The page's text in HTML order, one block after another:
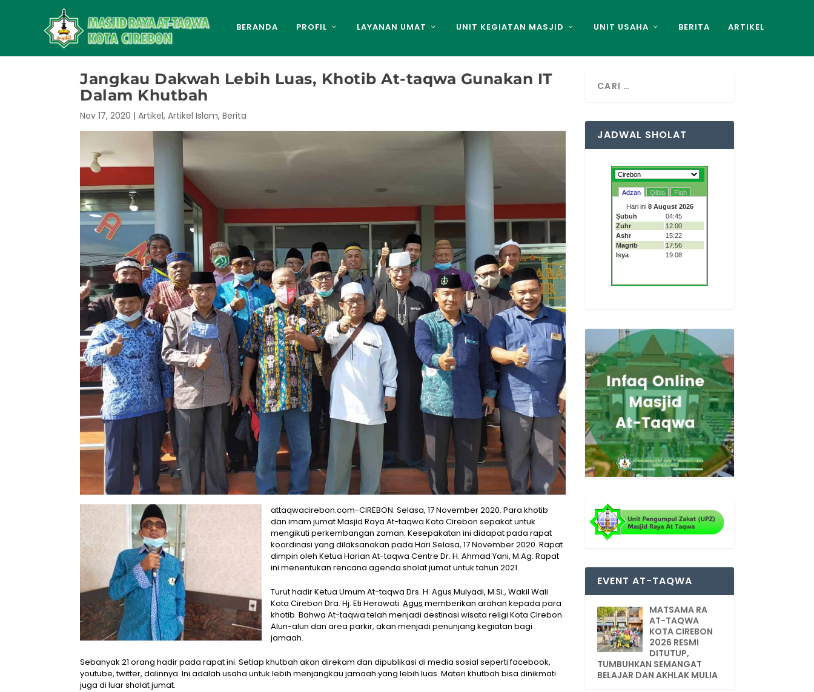
BERANDA PROFIL LAYANAN UMAT UNIT KEGIATAN MASJID UNIT USAHA BERITA ARTIKEL
Jangkau Dakwah Lebih Luas, Khotib At-taqwa Gunakan IT
Dalam Khutbah
Nov 17, 2020 | Artikel, Artikel Islam, Berita
attaqwacirebon.com-CIREBON. Selasa, 17 November 2020. Para khotib
dan imam jumat Masjid Raya At-taqwa Kota Cirebon sepakat untuk
mengikuti perkembangan zaman. Kesepakatan ini didapat pada rapat
koordinasi yang dilaksanakan pada Hari Selasa, 17 November 2020. Rapat
dimpin oleh Ketua Harian At-taqwa Centre Dr. H. Ahmad Yani, M.Ag. Rapat
ini menentukan rencana agenda sholat jumat untuk tahun 2021.
Turut hadir Ketua Umum At-taqwa Drs. H. Agus Mulyadi, M.Si., Wakil Wali
Kota Cirebon Dra. Hj. Eti Herawati. Agus memberikan arahan kepada para
khotib. Bahwa At-taqwa telah menjadi destinasi wisata religi Kota Cirebon.
Alun-alun dan area parkir, akan menjadi penunjang kegiatan bagi
jamaah.
Sebanyak 21 orang hadir pada rapat ini. Setiap khutbah akan direkam dan dipublikasi di media sosial seperti facebook,
youtube, twitter, dalinnya. Ini adalah usaha untuk lebih menjangkau jamaah yang lebih luas. Materi khutbah bisa dinikmati
juga di luar sholat jumat.
JADWAL SHOLAT
EVENT AT-TAQWA
MATSAMA RA
AT-TAQWA
KOTA CIREBON
2026 RESMI
DITUTUP,
TUMBUHKAN SEMANGAT
BELAJAR DAN AKHLAK MULIA